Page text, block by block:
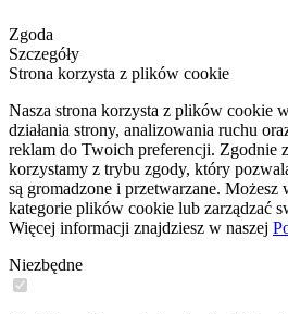
Zgoda
Szczegóły
Strona korzysta z plików cookie
Nasza strona korzysta z plików cookie
działania strony, analizowania ruchu
reklam do Twoich preferencji. Zgodnie
korzystamy z trybu zgody, który
są gromadzone i przetwarzane.
kategorie plików cookie lub zarządzać
Więcej informacji znajdziesz w naszej
Niezbędne